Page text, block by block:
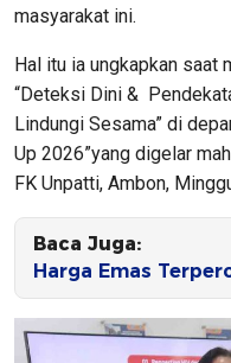
masyarakat ini.
Hal itu ia ungkapkan saat
“Deteksi Dini &
Lindungi Sesama” di
Up 2026”yang digelar
FK Unpatti, Ambon,
Baca Juga:
Harga Emas